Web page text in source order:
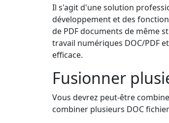
Il s'agit d'une solution
développement et des
de PDF documents de même
travail numériques DOC/PDF
efficace.
Fusionner
Vous devrez peut-être
combiner plusieurs DOC